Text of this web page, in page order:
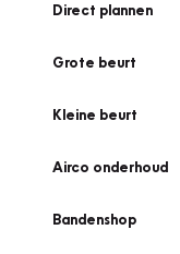
Direct plannen
Grote beurt
Kleine beurt
Airco onderhoud
Bandenshop